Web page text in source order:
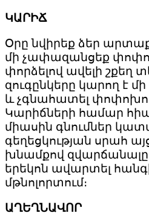
ԿԱՐԻՃ
Օրը նվիրեք ձեր
մի չափազանցեք
փորձելով ավելի շքեղ
զուգընկերը կարող է
և չգնահատել
Կարիճների համար
միասին գնումներ
գեղեցկության սրահ
խնամքով զվարճանալը։
երեկոն ավարտել
մթնոլորտում։
ԱՂԵՂՆԱՎՈՐ